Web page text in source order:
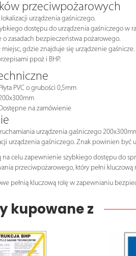
przeciwpożarowych
urządzenia gaśniczego.
dostępu do urządzenia gaśniczego w
o zasadach bezpieczeństwa pożarowego.
gdzie znajduje się urządzenie gaśnicze.
ppoż i BHP.
PVC o grubości 0,5mm
na zamówienie
urządzenia gaśniczego
urządzenia gaśniczego. Znak powinien
celu zapewnienie szybkiego dostępu do
przeciwpożarowego, który pełni
pełnią kluczową rolę w zapewnianiu
kupowane z